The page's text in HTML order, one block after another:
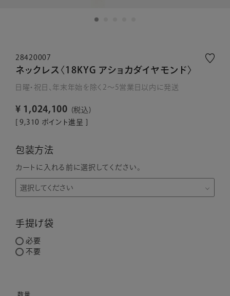
28420007
ネックレス〈18KYG アショカダイヤモンド〉
日曜・祝日、年末年始を除く2～5営業日以内に発送
¥ 1,024,100
税込
9,310 ポイント進呈 ]
包装方法
カートに入れる前に選択してください。
手提げ袋
必要
不要